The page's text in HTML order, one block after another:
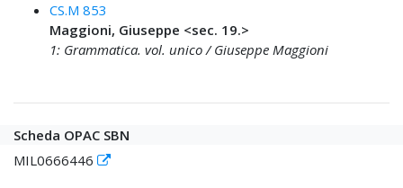
CS.M 853
Maggioni, Giuseppe <sec. 19.>
1: Grammatica. vol. unico / Giuseppe Maggioni
Scheda OPAC SBN
MIL0666446